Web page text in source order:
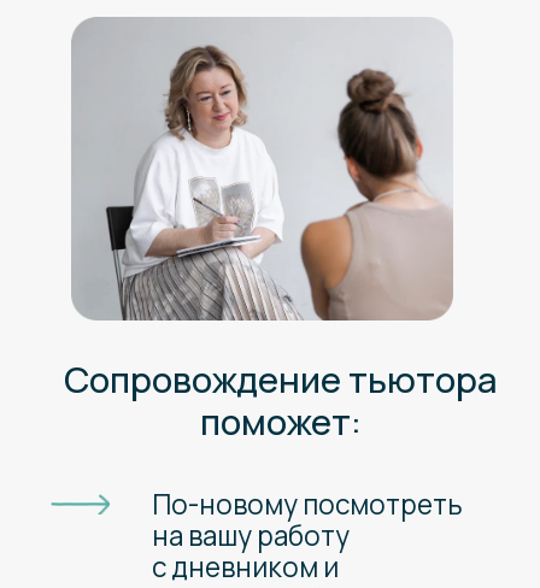
на вашу работу
с дневником и
подсветить “слепые
зоны”.
Понять, подходит ли
вам работа с тьютором
Почуствовать поддержку
опытного профессионала
в такой непростой работе
Глубже погрузиться в
изучение своей ситуации
и получить
максимальную пользу от
практик